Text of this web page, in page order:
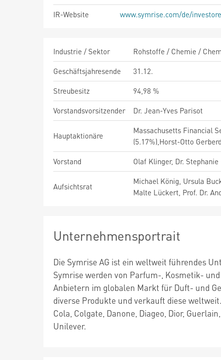
IR-Website
www.symrise.com/de/
Industrie / Sektor
Rohstoffe / Chemie /
Geschäftsjahresende
31.12.
Streubesitz
94,98 %
Vorstandsvorsitzender
Dr. Jean-Yves Parisot
Hauptaktionäre
Massachusetts Financial
(5.17%),Horst-Otto
Vorstand
Olaf Klinger, Dr.
Aufsichtsrat
Michael König, Ursula
Malte Lückert, Prof. Dr.
Unternehmensportrait
Die Symrise AG ist ein weltweit führendes
Symrise werden von Parfum-, Kosmetik-
Anbietern im globalen Markt für Duft- und
diverse Produkte und verkauft diese
Cola, Colgate, Danone, Diageo, Dior,
Unilever.